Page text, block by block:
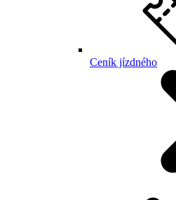
Ceník jízdného